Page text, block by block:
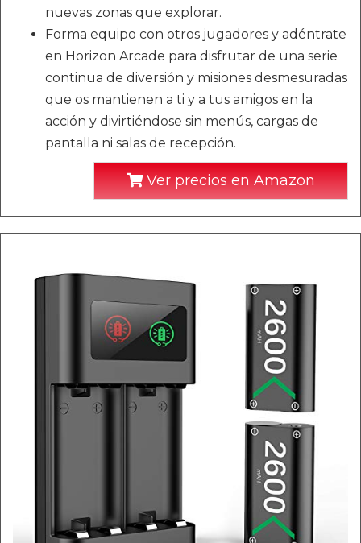
nuevas zonas que explorar.
Forma equipo con otros jugadores y adéntrate
en Horizon Arcade para disfrutar de una serie
continua de diversión y misiones desmesuradas
que os mantienen a ti y a tus amigos en la
acción y divirtiéndose sin menús, cargas de
pantalla ni salas de recepción.
Ver precios en Amazon